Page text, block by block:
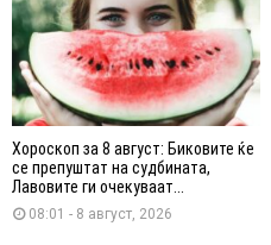
Хороскоп за 8 август: Биковите ќе
се препуштат на судбината,
Лавовите ги очекуваат...
08:01 - 8 август, 2026